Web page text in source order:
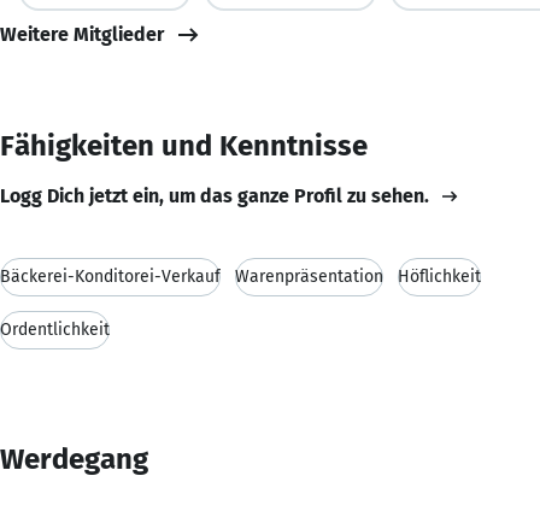
Weitere Mitglieder
Fähigkeiten und Kenntnisse
Logg Dich jetzt ein, um das ganze Profil zu sehen.
Bäckerei-Konditorei-Verkauf Warenpräsentation Höflichkeit
Ordentlichkeit
Werdegang